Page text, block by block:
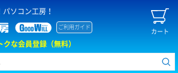
ソコン工房！
カート
ご利用ガイド
クな会員登録（無料）